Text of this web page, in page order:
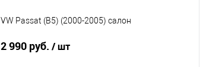
VW Passat (B5) (2000-2005) салон
2 990 руб. / шт